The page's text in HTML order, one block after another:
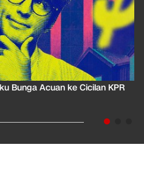
Bunga Acuan ke Cicilan KPR